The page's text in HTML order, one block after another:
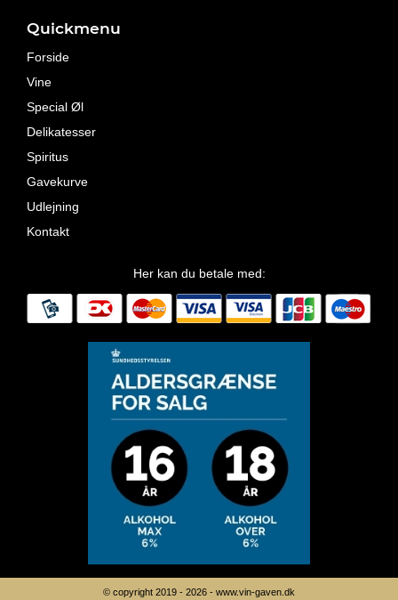
Quickmenu
Forside
Vine
Special Øl
Delikatesser
Spiritus
Gavekurve
Udlejning
Kontakt
Her kan du betale med:
© copyright 2019 - 2026 - www.vin-gaven.dk